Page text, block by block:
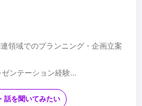
領域でのプランニング・企画立案
ンテーション経験
ンメント・IP案件のプランニング
話を聞いてみたい